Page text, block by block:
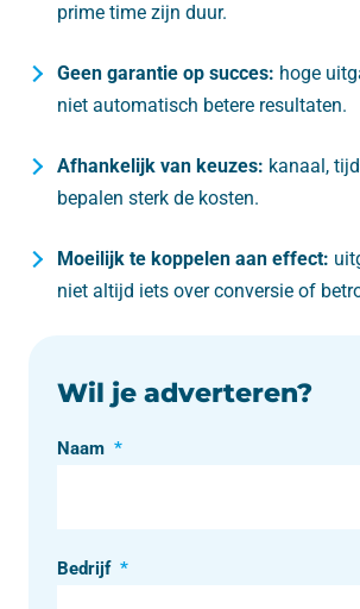
prime time zijn duur.
Geen garantie op succes: hoge
niet automatisch betere resultaten.
Afhankelijk van keuzes: kanaal,
bepalen sterk de kosten.
Moeilijk te koppelen aan effect:
niet altijd iets over conversie of
Wil je adverteren?
Naam *
Bedrijf *